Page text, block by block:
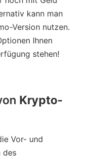
kann man
Version nutzen.
Ihnen
stehen!
Krypto-
Vor- und
des